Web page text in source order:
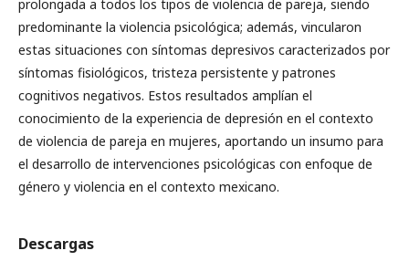
prolongada a todos los tipos de violencia de pareja, siendo
predominante la violencia psicológica; además, vincularon
estas situaciones con síntomas depresivos caracterizados por
síntomas fisiológicos, tristeza persistente y patrones
cognitivos negativos. Estos resultados amplían el
conocimiento de la experiencia de depresión en el contexto
de violencia de pareja en mujeres, aportando un insumo para
el desarrollo de intervenciones psicológicas con enfoque de
género y violencia en el contexto mexicano.
Descargas